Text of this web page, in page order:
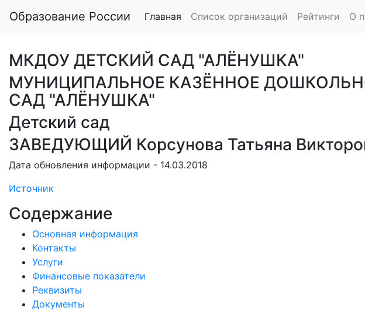
Образование России Главная Список организаций Рейтинги О
МКДОУ ДЕТСКИЙ САД "АЛЁНУШКА"
МУНИЦИПАЛЬНОЕ КАЗЁННОЕ
САД "АЛЁНУШКА"
Детский сад
ЗАВЕДУЮЩИЙ Корсунова Татьяна
Дата обновления информации - 14.03.2018
Источник
Содержание
Основная информация
Контакты
Услуги
Финансовые показатели
Реквизиты
Документы